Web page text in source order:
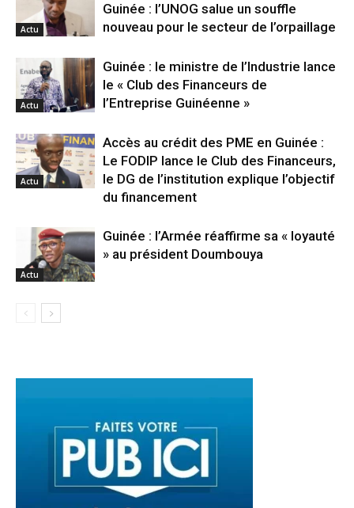
Actu
Guinée : l’UNOG salue un souffle
nouveau pour le secteur de l’orpaillage
Actu
Guinée : le ministre de l’Industrie lance
le « Club des Financeurs de
l’Entreprise Guinéenne »
Actu
Accès au crédit des PME en Guinée :
Le FODIP lance le Club des Financeurs,
le DG de l’institution explique l’objectif
du financement
Actu
Guinée : l’Armée réaffirme sa « loyauté
» au président Doumbouya